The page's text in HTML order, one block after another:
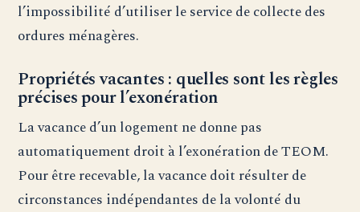
l’impossibilité d’utiliser le service de collecte des
ordures ménagères.
Propriétés vacantes : quelles sont les règles
précises pour l’exonération
La vacance d’un logement ne donne pas
automatiquement droit à l’exonération de TEOM.
Pour être recevable, la vacance doit résulter de
circonstances indépendantes de la volonté du